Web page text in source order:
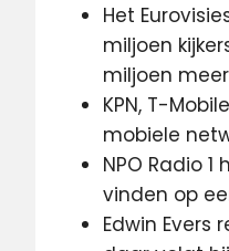
Het
miljoen
miljoen
KPN, T-
mobiele
NPO Radio
vinden op
Edwin Evers